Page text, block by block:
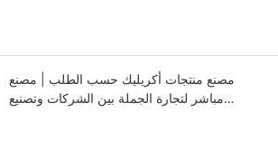
مصنع منتجات أكريليك حسب الطلب | مصنع
مباشر لتجارة الجملة بين الشركات وتصنيع